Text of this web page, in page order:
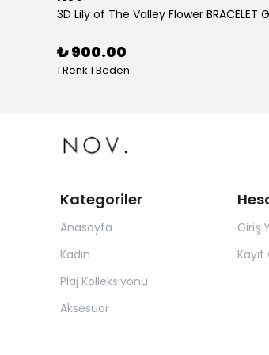
3D Lily of The Valley Flower BRACELET G
₺ 900.00
1 Renk 1 Beden
Kategoriler
Anasayfa
Kadın
Plaj Kolleksiyonu
Aksesuar
Giriş
Kayıt